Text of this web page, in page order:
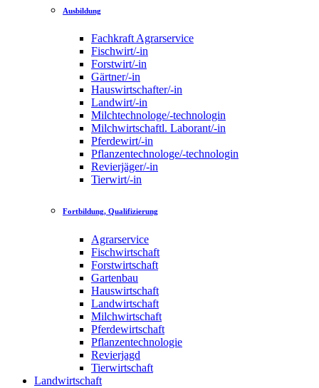
Ausbildung
Fachkraft Agrarservice
Fischwirt/-in
Forstwirt/-in
Gärtner/-in
Hauswirtschafter/-in
Landwirt/-in
Milchtechnologe/-technologin
Milchwirtschaftl. Laborant/-in
Pferdewirt/-in
Pflanzentechnologe/-technologin
Revierjäger/-in
Tierwirt/-in
Fortbildung, Qualifizierung
Agrarservice
Fischwirtschaft
Forstwirtschaft
Gartenbau
Hauswirtschaft
Landwirtschaft
Milchwirtschaft
Pferdewirtschaft
Pflanzentechnologie
Revierjagd
Tierwirtschaft
Landwirtschaft